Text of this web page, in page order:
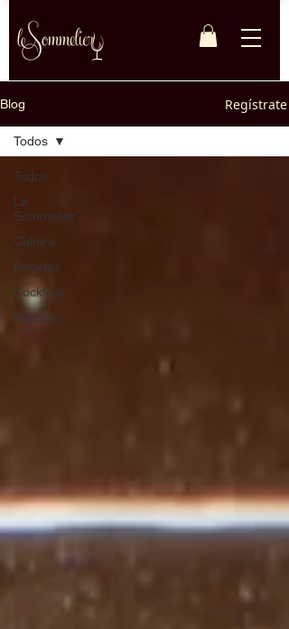
Blog Regístrate
Todos
Le
Sommelier
Cultura
Recetas
Cocktails
Noticias
Todos